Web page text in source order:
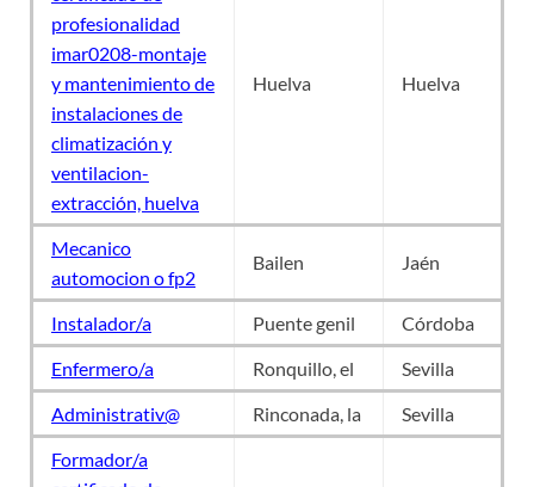
profesionalidad
imar0208-montaje
y mantenimiento de
instalaciones de
climatización y
ventilacion-
extracción, huelva
Huelva Huelva
Mecanico
automocion o fp2
Bailen Jaén
Instalador/a Puente genil
Córdoba
Enfermero/a
Ronquillo, el
Sevilla
Administrativ@
Rinconada, la
Sevilla
Formador/a